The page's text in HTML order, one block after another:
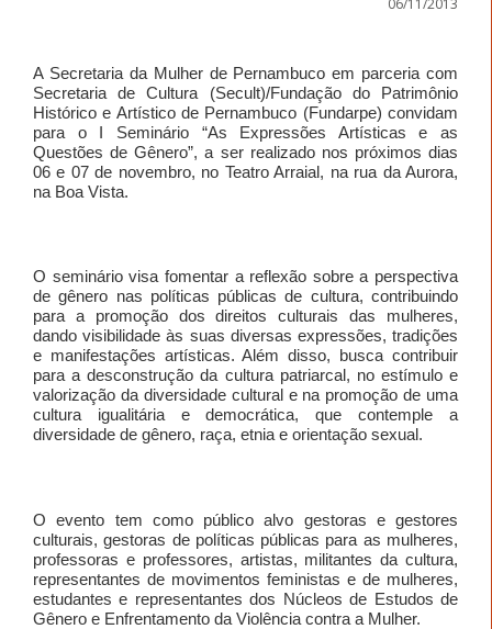
A Secretaria da Mulher de Pernambuco em parceria com
Secretaria de Cultura (Secult)/Fundação do Patrimônio
Histórico e Artístico de Pernambuco (Fundarpe) convidam
para o I Seminário “As Expressões Artísticas e as
Questões de Gênero”, a ser realizado nos próximos dias
06 e 07 de novembro, no Teatro Arraial, na rua da Aurora,
na Boa Vista.
O seminário visa fomentar a reflexão sobre a perspectiva
de gênero nas políticas públicas de cultura, contribuindo
para a promoção dos direitos culturais das mulheres,
dando visibilidade às suas diversas expressões, tradições
e manifestações artísticas. Além disso, busca contribuir
para a desconstrução da cultura patriarcal, no estímulo e
valorização da diversidade cultural e na promoção de uma
cultura igualitária e democrática, que contemple a
diversidade de gênero, raça, etnia e orientação sexual.
O evento tem como público alvo gestoras e gestores
culturais, gestoras de políticas públicas para as mulheres,
professoras e professores, artistas, militantes da cultura,
representantes de movimentos feministas e de mulheres,
estudantes e representantes dos Núcleos de Estudos de
Gênero e Enfrentamento da Violência contra a Mulher.